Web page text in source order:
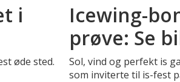
i
øde sted.
Icewing-
prøve: Se
Sol, vind og perfekt is
som inviterte til is-fest